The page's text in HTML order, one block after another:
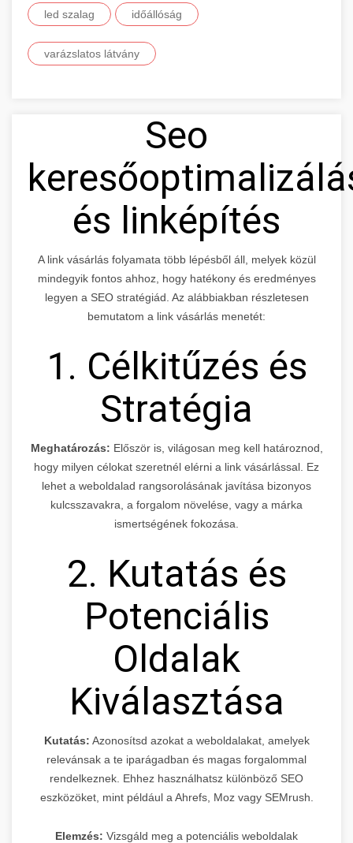
led szalag időállóság
varázslatos látvány
Seo
és linképítés
A link vásárlás folyamata több lépésből áll, melyek közül
mindegyik fontos ahhoz, hogy hatékony és eredményes
legyen a SEO stratégiád. Az alábbiakban részletesen
bemutatom a link vásárlás menetét:
1. Célkitűzés és
Stratégia
Meghatározás: Először is, világosan meg kell határoznod,
hogy milyen célokat szeretnél elérni a link vásárlással. Ez
lehet a weboldalad rangsorolásának javítása bizonyos
kulcsszavakra, a forgalom növelése, vagy a márka
ismertségének fokozása.
2. Kutatás és
Potenciális
Oldalak
Kiválasztása
Kutatás: Azonosítsd azokat a weboldalakat, amelyek
relevánsak a te iparágadban és magas forgalommal
rendelkeznek. Ehhez használhatsz különböző SEO
eszközöket, mint például a Ahrefs, Moz vagy SEMrush.
Elemzés: Vizsgáld meg a potenciális weboldalak